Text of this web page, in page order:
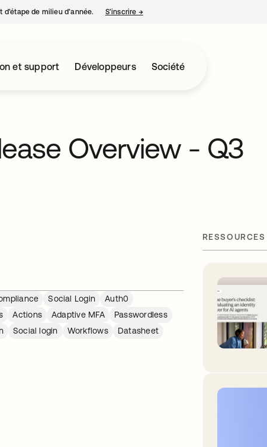
d’étape de milieu d’année. S’inscrire →s’ouvre dans un nouvel onglet
et support Développeurs Société
Overview - Q3
Social Login
Auth0
Actions Adaptive MFA
Passwordless
Social login Workflows
Datasheet